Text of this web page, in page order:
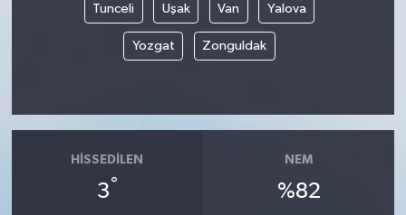
Tunceli Uşak Van Yalova
Yozgat Zonguldak
HISSEDILEN
3°
NEM
%82